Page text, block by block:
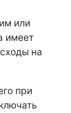
или
имеет
на
при